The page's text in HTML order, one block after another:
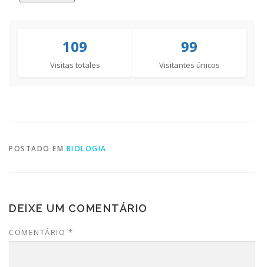
109
Visitas totales
99
Visitantes únicos
POSTADO EM BIOLOGIA
DEIXE UM COMENTÁRIO
COMENTÁRIO *